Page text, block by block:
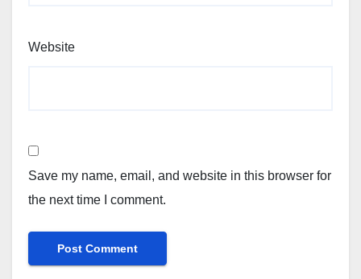
Website
Save my name, email, and website in this browser for
the next time I comment.